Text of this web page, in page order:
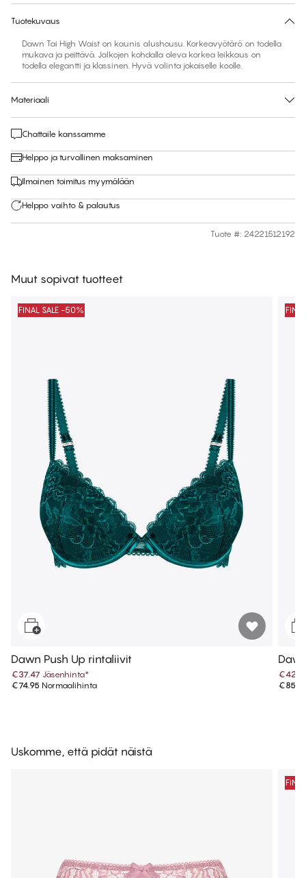
Tuotekuvaus
Dawn Tai High Waist on kaunis alushousu. Korkeavyötärö on todella
mukava ja peittävä. Jalkojen kohdalla oleva korkea leikkaus on
todella elegantti ja klassinen. Hyvä valinta jokaiselle koolle.
Materiaali
Chattaile kanssamme
Helppo ja turvallinen maksaminen
Ilmainen toimitus myymälään
Helppo vaihto & palautus
Tuote #: 24221512192
Muut sopivat tuotteet
FINAL SALE -50%
Dawn Push Up rintaliivit
€37.47 Jäsenhinta*
€74.95 Normaalihinta
Uskomme, että pidät näistä